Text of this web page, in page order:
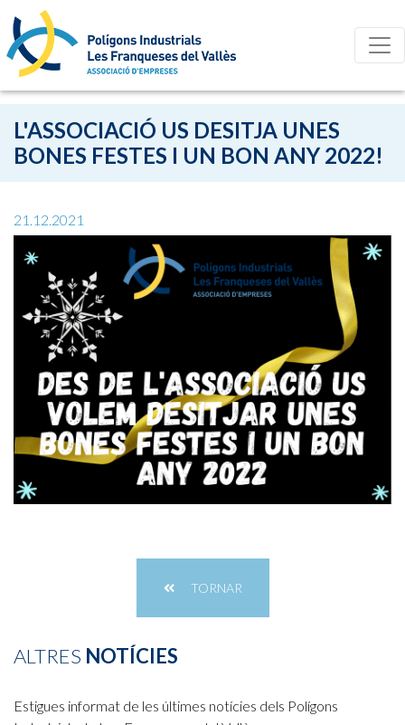
L'ASSOCIACIÓ US DESITJA UNES
BONES FESTES I UN BON ANY 2022!
21.12.2021
TORNAR
ALTRES NOTÍCIES
Estigues informat de les últimes notícies dels Polígons